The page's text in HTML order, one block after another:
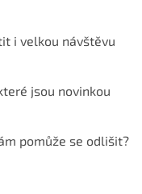
i velkou návštěvu
jsou novinkou
pomůže se odlišit?